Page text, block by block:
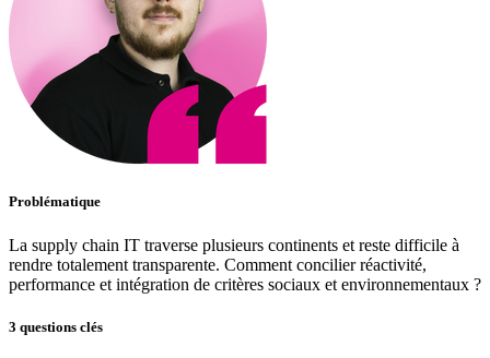
Problématique
La supply chain IT traverse plusieurs continents et reste difficile à
rendre totalement transparente. Comment concilier réactivité,
performance et intégration de critères sociaux et environnementaux ?
3 questions clés